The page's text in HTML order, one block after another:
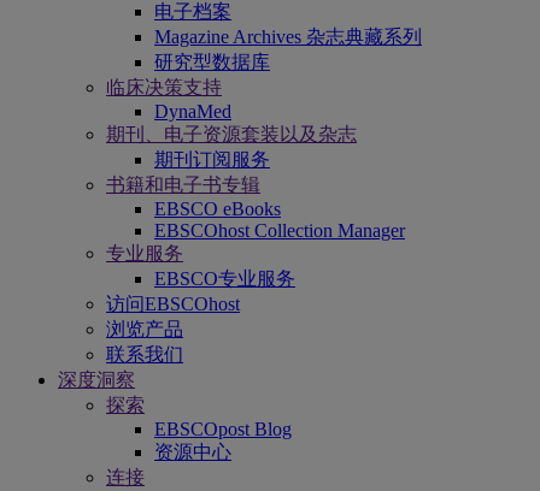
电子档案
Magazine Archives 杂志典藏系列
研究型数据库
临床决策支持
DynaMed
期刊、电子资源套装以及杂志
期刊订阅服务
书籍和电子书专辑
EBSCO eBooks
EBSCOhost Collection Manager
专业服务
EBSCO专业服务
访问EBSCOhost
浏览产品
联系我们
深度洞察
探索
EBSCOpost Blog
资源中心
连接